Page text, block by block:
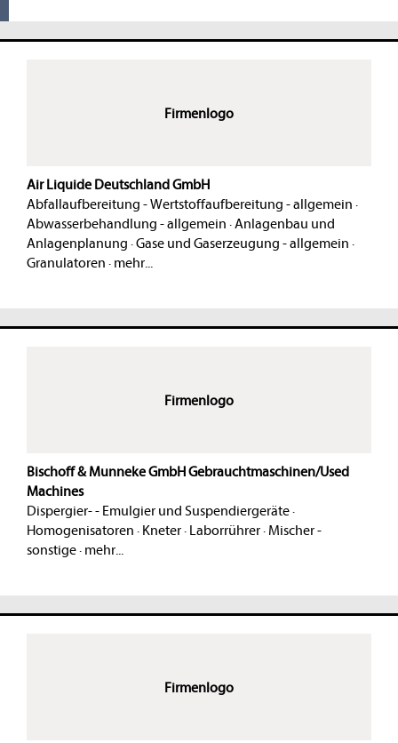
Firmenlogo
Air Liquide Deutschland GmbH
Abfallaufbereitung - Wertstoffaufbereitung - allgemein ·
Abwasserbehandlung - allgemein ·Anlagenbau und
Anlagenplanung ·Gase und Gaserzeugung - allgemein ·
Granulatoren · mehr...
Firmenlogo
Bischoff & Munneke GmbH Gebrauchtmaschinen/Used
Machines
Dispergier- - Emulgier und Suspendiergeräte·
Homogenisatoren · Kneter· Laborrührer· Mischer -
sonstige· mehr...
Firmenlogo